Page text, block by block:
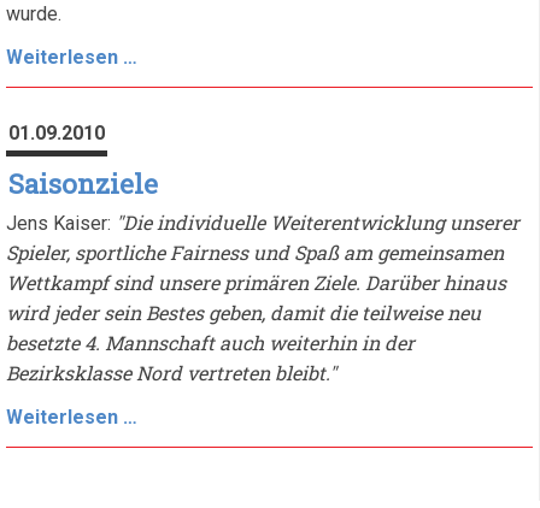
wurde.
Weiterlesen …
Spieltag
IV
-
Kleve
III
3:5
01.09.2010
Saisonziele
Jens Kaiser: "Die individuelle Weiterentwicklung unserer
Spieler, sportliche Fairness und Spaß am gemeinsamen
Wettkampf sind unsere primären Ziele. Darüber hinaus
wird jeder sein Bestes geben, damit die teilweise neu
besetzte 4. Mannschaft auch weiterhin in der
Bezirksklasse Nord vertreten bleibt."
Weiterlesen …